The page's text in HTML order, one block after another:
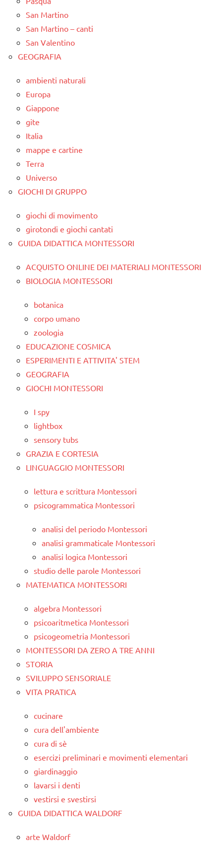
San Martino
San Martino – canti
San Valentino
GEOGRAFIA
ambienti naturali
Europa
Giappone
gite
Italia
mappe e cartine
Terra
Universo
GIOCHI DI GRUPPO
giochi di movimento
girotondi e giochi cantati
GUIDA DIDATTICA MONTESSORI
ACQUISTO ONLINE DEI MATERIALI MONTESSORI
BIOLOGIA MONTESSORI
botanica
corpo umano
zoologia
EDUCAZIONE COSMICA
ESPERIMENTI E ATTIVITA' STEM
GEOGRAFIA
GIOCHI MONTESSORI
I spy
lightbox
sensory tubs
GRAZIA E CORTESIA
LINGUAGGIO MONTESSORI
lettura e scrittura Montessori
psicogrammatica Montessori
analisi del periodo Montessori
analisi grammaticale Montessori
analisi logica Montessori
studio delle parole Montessori
MATEMATICA MONTESSORI
algebra Montessori
psicoaritmetica Montessori
psicogeometria Montessori
MONTESSORI DA ZERO A TRE ANNI
STORIA
SVILUPPO SENSORIALE
VITA PRATICA
cucinare
cura dell'ambiente
cura di sè
esercizi preliminari e movimenti elementari
giardinaggio
lavarsi i denti
vestirsi e svestirsi
GUIDA DIDATTICA WALDORF
arte Waldorf